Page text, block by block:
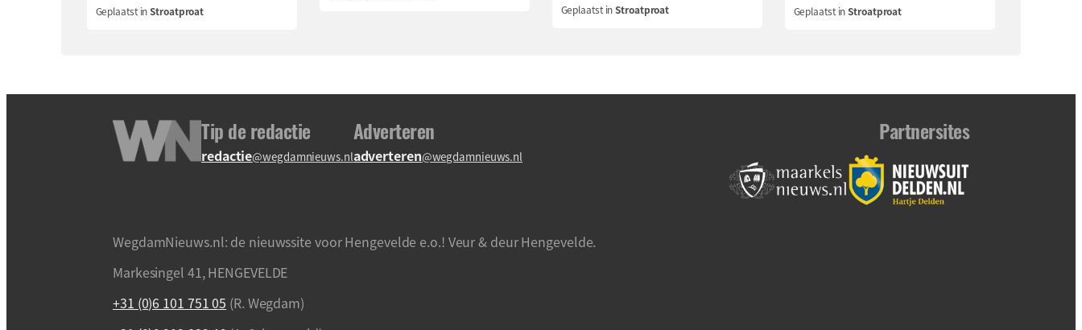
Geplaatst inStroatproat Geplaatst inStroatproat Geplaatst inStroatproat
Tip de redactie
redactie@wegdamnieuws.nl
Adverteren
adverteren@wegdamnieuws.nl
Partnersites
WegdamNieuws.nl: de nieuwssite voor Hengevelde e.o.! Veur & deur Hengevelde.
Markesingel 41, HENGEVELDE
+31 (0)6 101 751 05 (R. Wegdam)